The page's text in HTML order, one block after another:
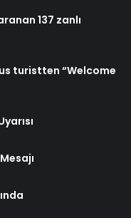
137 zanlı
turistten “Welcome